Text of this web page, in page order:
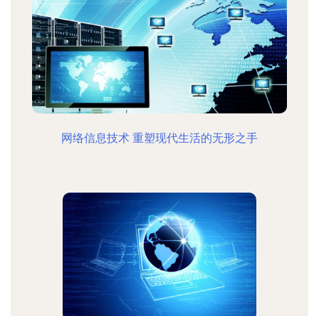
网络信息技术 重塑现代生活的无形之手